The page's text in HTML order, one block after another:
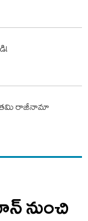
రాజీనామా
నుంచి